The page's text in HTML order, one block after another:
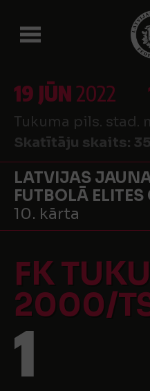
19 JŪN2022
Tukuma pils. stad.
Skatītāju skaits: 35
LATVIJAS
FUTBOLĀ
10. kārta
FK
2000/
1